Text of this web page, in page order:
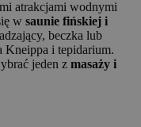
atrakcjami wodnymi
w saunie fińskiej i
beczka lub
Kneippa i tepidarium.
jeden z masaży i